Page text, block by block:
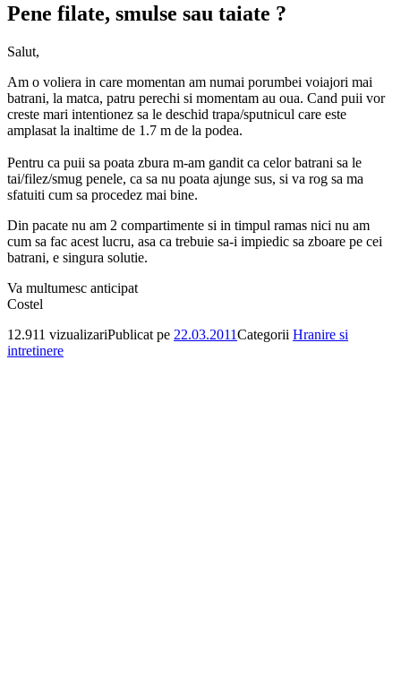
Pene filate, smulse sau taiate ?
Salut,
Am o voliera in care momentan am numai porumbei voiajori mai
batrani, la matca, patru perechi si momentam au oua. Cand puii vor
creste mari intentionez sa le deschid trapa/sputnicul care este
amplasat la inaltime de 1.7 m de la podea.
Pentru ca puii sa poata zbura m-am gandit ca celor batrani sa le
tai/filez/smug penele, ca sa nu poata ajunge sus, si va rog sa ma
sfatuiti cum sa procedez mai bine.
Din pacate nu am 2 compartimente si in timpul ramas nici nu am
cum sa fac acest lucru, asa ca trebuie sa-i impiedic sa zboare pe cei
batrani, e singura solutie.
Va multumesc anticipat
Costel
12.911 vizualizariPublicat pe 22.03.2011Categorii Hranire si
intretinere